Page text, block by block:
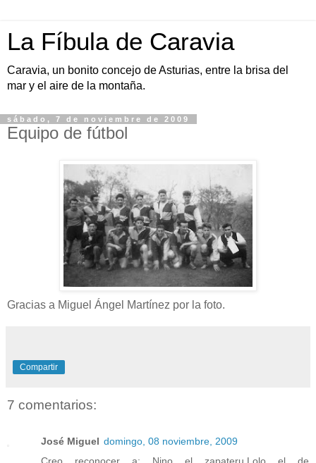
La Fíbula de Caravia
Caravia, un bonito concejo de Asturias, entre la brisa del
mar y el aire de la montaña.
sábado, 7 de noviembre de 2009
Equipo de fútbol
Gracias a Miguel Ángel Martínez por la foto.
Compartir
7 comentarios:
José Miguel domingo, 08 noviembre, 2009